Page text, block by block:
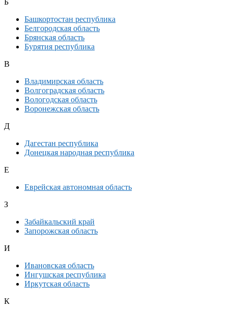
Б
Башкортостан республика
Белгородская область
Брянская область
Бурятия республика
В
Владимирская область
Волгоградская область
Вологодская область
Воронежская область
Д
Дагестан республика
Донецкая народная республика
Е
Еврейская автономная область
З
Забайкальский край
Запорожская область
И
Ивановская область
Ингушская республика
Иркутская область
К